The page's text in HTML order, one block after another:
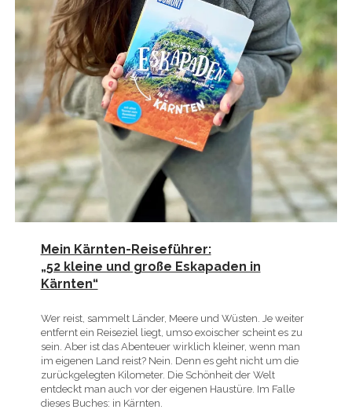
Mein Kärnten-Reiseführer:
„52 kleine und große Eskapaden in
Kärnten“
Wer reist, sammelt Länder, Meere und Wüsten. Je weiter
entfernt ein Reiseziel liegt, umso exoischer scheint es zu
sein. Aber ist das Abenteuer wirklich kleiner, wenn man
im eigenen Land reist? Nein. Denn es geht nicht um die
zurückgelegten Kilometer. Die Schönheit der Welt
entdeckt man auch vor der eigenen Haustüre. Im Falle
dieses Buches: in Kärnten.